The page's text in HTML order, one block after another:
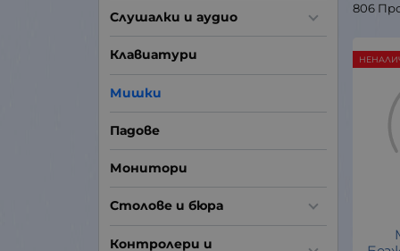
806
Слушалки и аудио
Клавиатури
Мишки
Падове
Монитори
Столове и бюра
Контролери и